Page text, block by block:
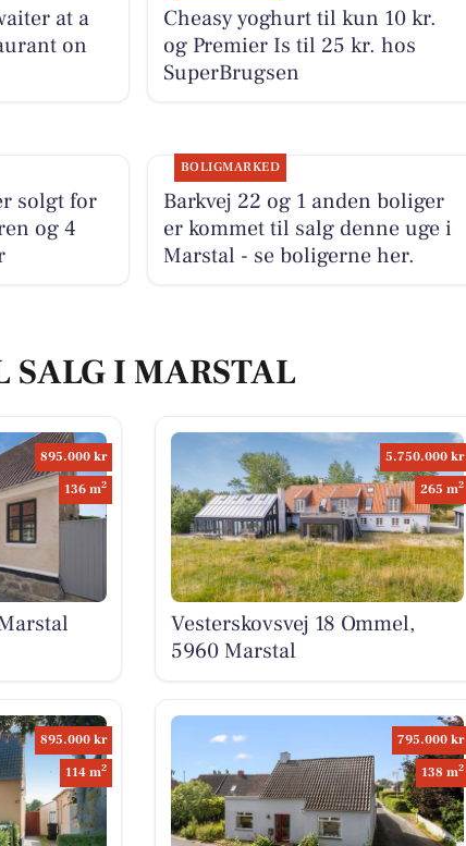
at a
on
Cheasy yoghurt til kun 10 kr.
og Premier Is til 25 kr. hos
SuperBrugsen
solgt for
og 4
BOLIGMARKED
Barkvej 22 og 1 anden boliger
er kommet til salg denne uge i
Marstal - se boligerne her.
SALG I MARSTAL
895.000 kr
136 m2
5.750.000 kr
265 m2
Vesterskovsvej 18 Ommel,
5960 Marstal
895.000 kr
114 m2
795.000 kr
138 m2